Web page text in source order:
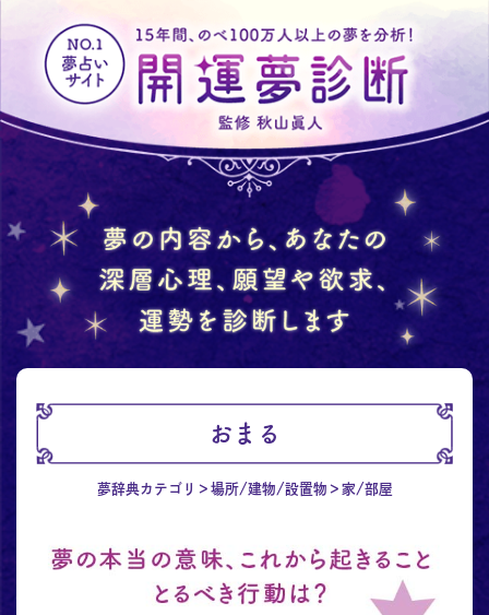
おまる
夢辞典カテゴリ 場所/建物/設置物 家/部屋